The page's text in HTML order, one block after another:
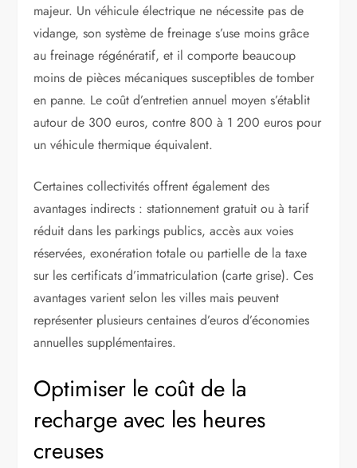
majeur. Un véhicule électrique ne nécessite pas de
vidange, son système de freinage s’use moins grâce
au freinage régénératif, et il comporte beaucoup
moins de pièces mécaniques susceptibles de tomber
en panne. Le coût d’entretien annuel moyen s’établit
autour de 300 euros, contre 800 à 1 200 euros pour
un véhicule thermique équivalent.
Certaines collectivités offrent également des
avantages indirects : stationnement gratuit ou à tarif
réduit dans les parkings publics, accès aux voies
réservées, exonération totale ou partielle de la taxe
sur les certificats d’immatriculation (carte grise). Ces
avantages varient selon les villes mais peuvent
représenter plusieurs centaines d’euros d’économies
annuelles supplémentaires.
Optimiser le coût de la
recharge avec les heures
creuses